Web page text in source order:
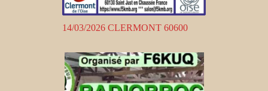
14/03/2026 CLERMONT 60600